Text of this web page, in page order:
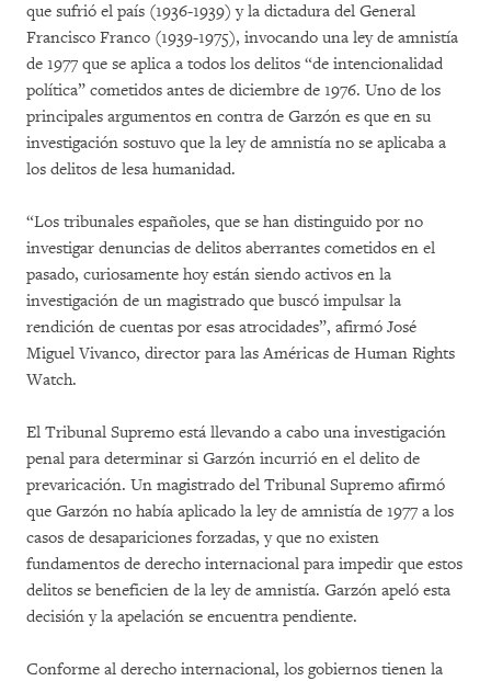
que sufrió el país (1936-1939) y la dictadura del General
Francisco Franco (1939-1975), invocando una ley de amnistía
de 1977 que se aplica a todos los delitos “de intencionalidad
política” cometidos antes de diciembre de 1976. Uno de los
principales argumentos en contra de Garzón es que en su
investigación sostuvo que la ley de amnistía no se aplicaba a
los delitos de lesa humanidad.
“Los tribunales españoles, que se han distinguido por no
investigar denuncias de delitos aberrantes cometidos en el
pasado, curiosamente hoy están siendo activos en la
investigación de un magistrado que buscó impulsar la
rendición de cuentas por esas atrocidades”, afirmó José
Miguel Vivanco, director para las Américas de Human Rights
Watch.
El Tribunal Supremo está llevando a cabo una investigación
penal para determinar si Garzón incurrió en el delito de
prevaricación. Un magistrado del Tribunal Supremo afirmó
que Garzón no había aplicado la ley de amnistía de 1977 a los
casos de desapariciones forzadas, y que no existen
fundamentos de derecho internacional para impedir que estos
delitos se beneficien de la ley de amnistía. Garzón apeló esta
decisión y la apelación se encuentra pendiente.
Conforme al derecho internacional, los gobiernos tienen la